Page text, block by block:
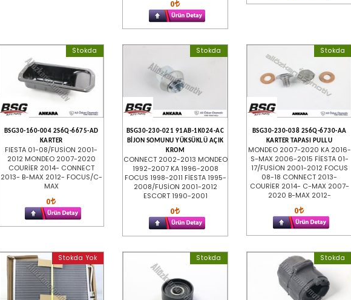
0
Stokda
BSG30-160-004 2S6Q-6675-AD
KARTER
FIESTA 01-08/FUSİON 2001-
2012 MONDEO 2007-2020
COURİER 2014- CONNECT
2013- B-MAX 2012- FOCUS/C-
MAX
0
Stokda
BSG30-230-021 91AB-1K024-AC
BİJON SOMUNU YÜKSÜKLÜ AÇIK
KROM
CONNECT 2002-2013 MONDEO
1992-2007 KA 1996-2008
FOCUS 1998-2011 FİESTA 1995-
2008/FUSİON 2001-2012
ESCORT 1990-2001
0
Stokda
BSG30-230-038 2S6Q-6730-AA
KARTER TAPASI PULLU
MONDEO 2007-2020 KA 2016-
S-MAX 2006-2015 FİESTA 01-
17/FUSİON 2001-2012 FOCUS
08-18 CONNECT 2013-
COURİER 2014- C-MAX 2007-
2020 B-MAX 2012-
0
Stokda Yok Stokda Stokda